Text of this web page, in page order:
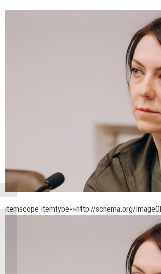
itemscope itemtype=»http://schema.org/